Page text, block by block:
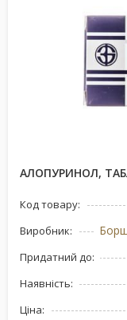
АЛОПУРИНОЛ,
Код товару:
Виробник:
Придатний до:
Наявність:
Ціна: